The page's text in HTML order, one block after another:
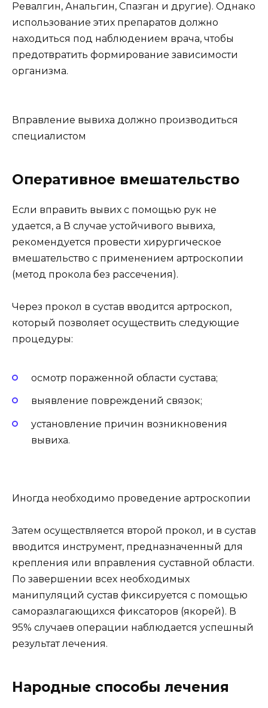
Ревалгин, Анальгин, Спазган и другие). Однако
использование этих препаратов должно
находиться под наблюдением врача, чтобы
предотвратить формирование зависимости
организма.
Вправление вывиха должно производиться
специалистом
Оперативное вмешательство
Если вправить вывих с помощью рук не
удается, а В случае устойчивого вывиха,
рекомендуется провести хирургическое
вмешательство с применением артроскопии
(метод прокола без рассечения).
Через прокол в сустав вводится артроскоп,
который позволяет осуществить следующие
процедуры:
осмотр пораженной области сустава;
выявление повреждений связок;
установление причин возникновения
вывиха.
Иногда необходимо проведение артроскопии
Затем осуществляется второй прокол, и в сустав
вводится инструмент, предназначенный для
крепления или вправления суставной области.
По завершении всех необходимых
манипуляций сустав фиксируется с помощью
саморазлагающихся фиксаторов (якорей). В
95% случаев операции наблюдается успешный
результат лечения.
Народные способы лечения